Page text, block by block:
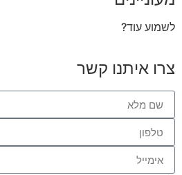
לשמוע עוד?
צרו איתנו קשר